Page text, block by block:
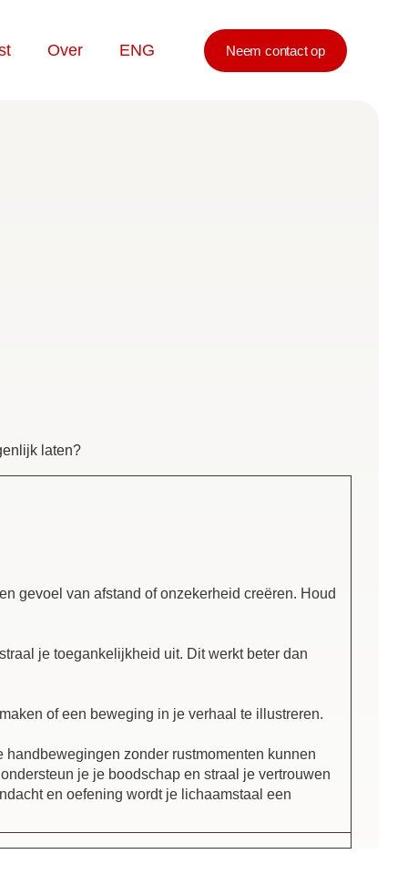
Over ENG Neem contact op
laten?
gevoel van afstand of onzekerheid creëren. Houd
je toegankelijkheid uit. Dit werkt beter dan
of een beweging in je verhaal te illustreren.
handbewegingen zonder rustmomenten kunnen
je je boodschap en straal je vertrouwen
en oefening wordt je lichaamstaal een